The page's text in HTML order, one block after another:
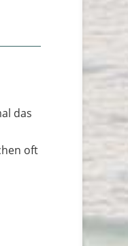
das
oft